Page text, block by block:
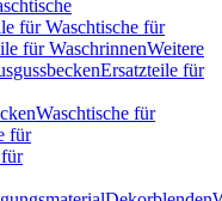
für Waschtische für
für WaschrinnenWeitere
Ersatzteile für
Waschtische für
für